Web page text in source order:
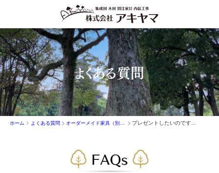
よくある質問
ホーム よくある質問 オーダーメイド家具（別注家具） プレゼントしたいのですが、自宅以外に届けてもらえますか。
FAQs